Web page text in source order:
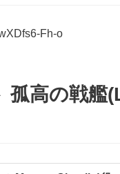
Fh-o
孤高の戦